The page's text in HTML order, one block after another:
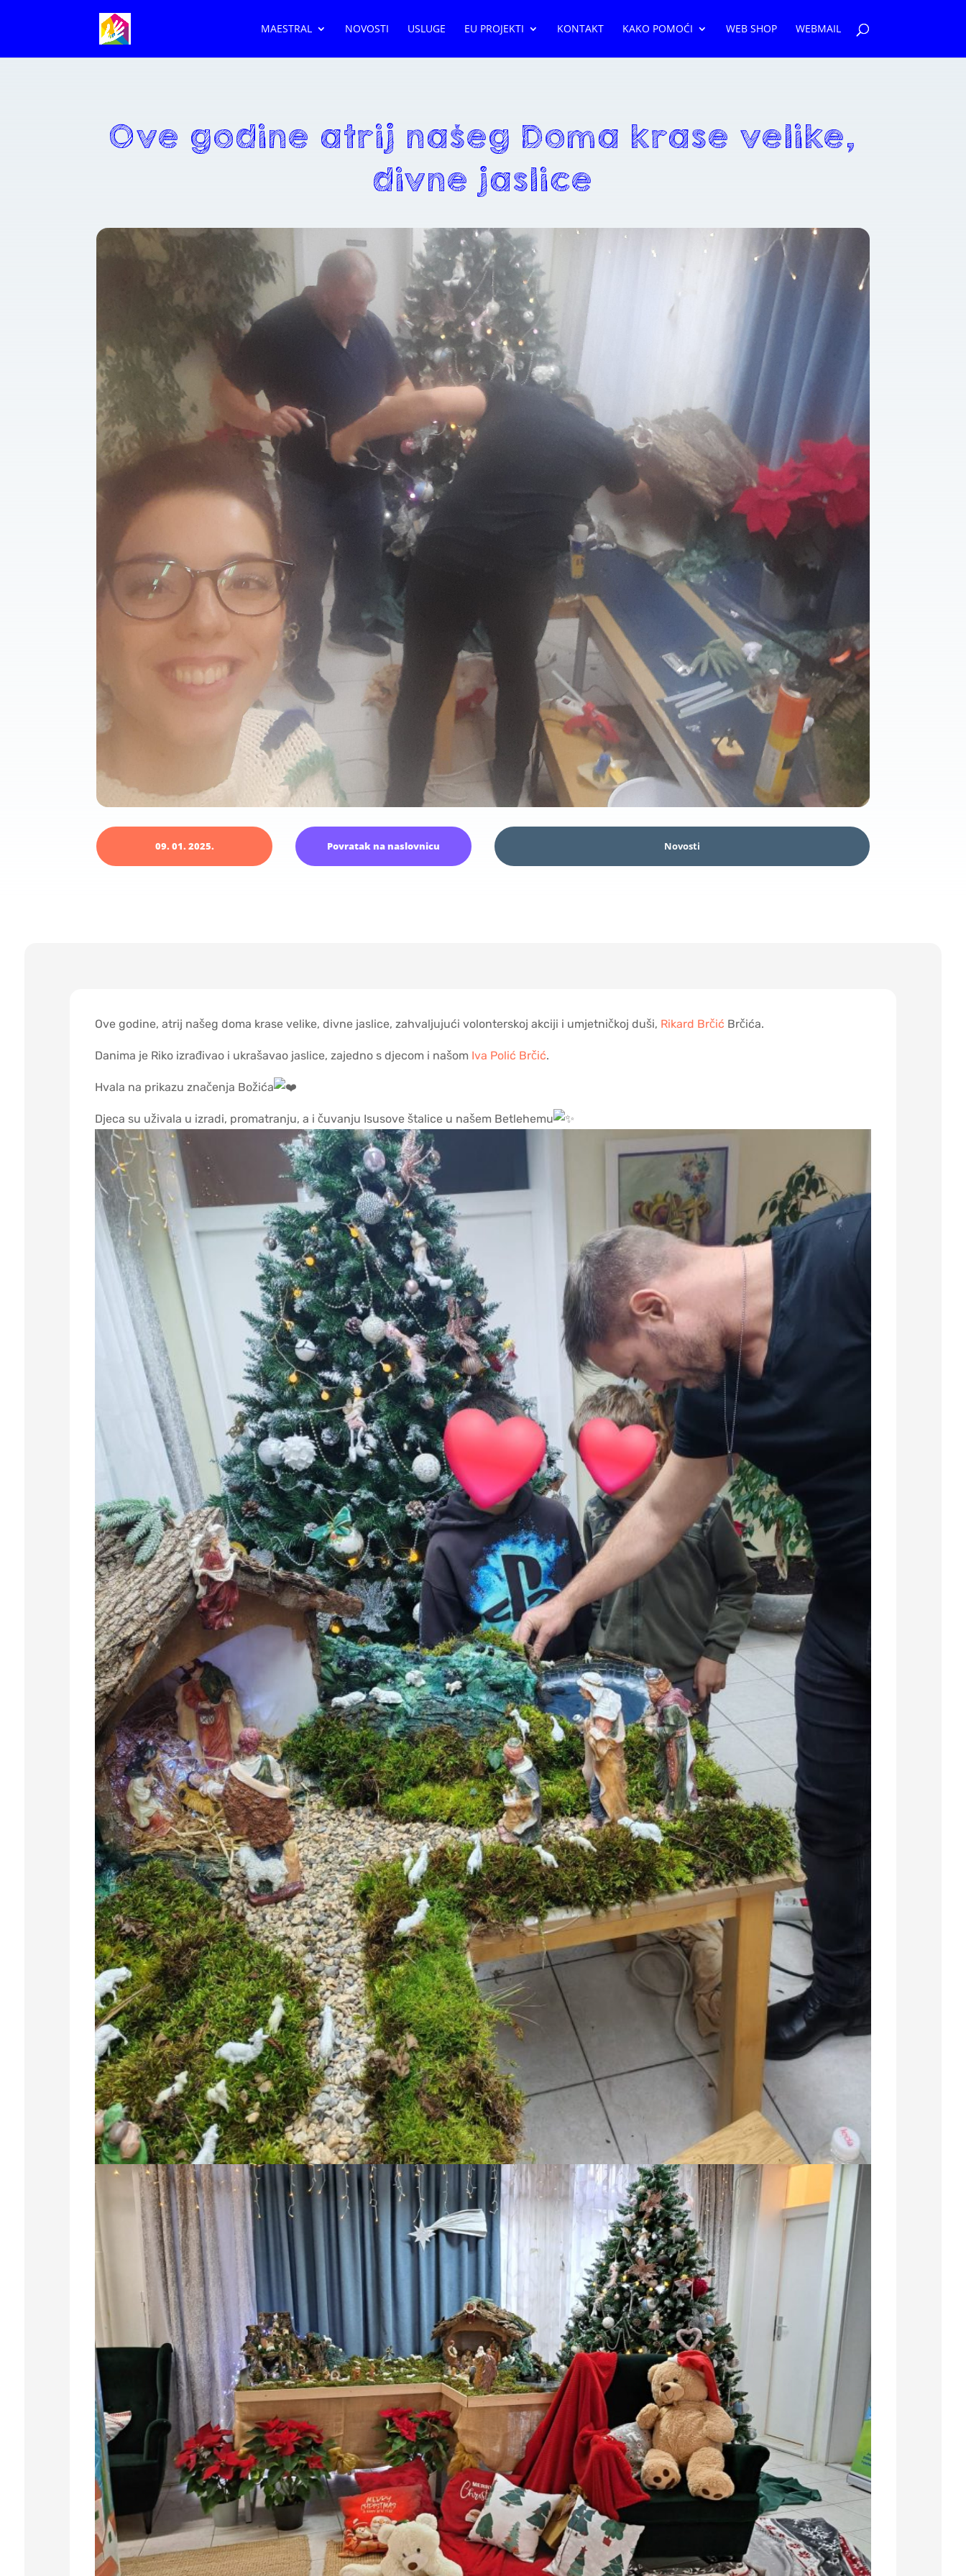
MAESTRAL NOVOSTI USLUGE EU PROJEKTI KONTAKT KAKO POMOĆI WEB SHOP WEBMAIL
Ove godine atrij našeg Doma krase velike,
divne jaslice
09. 01. 2025. Povratak na naslovnicu Novosti
Ove godine, atrij našeg doma krase velike, divne jaslice, zahvaljujući volonterskoj akciji i umjetničkoj duši, Rikard Brčić Brčića.
Danima je Riko izrađivao i ukrašavao jaslice, zajedno s djecom i našom Iva Polić Brčić.
Hvala na prikazu značenja Božića
Djeca su uživala u izradi, promatranju, a i čuvanju Isusove štalice u našem Betlehemu